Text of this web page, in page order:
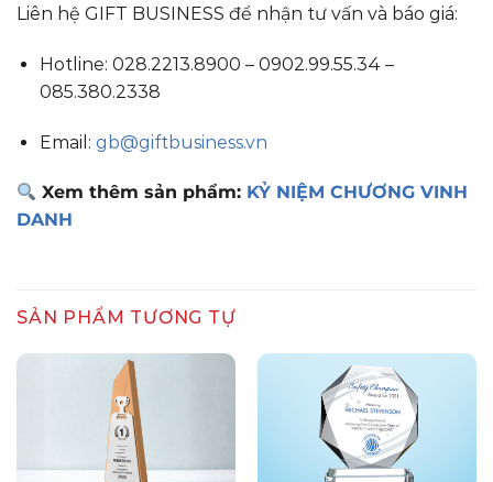
Liên hệ GIFT BUSINESS để nhận tư vấn và báo giá:
Hotline: 028.2213.8900 – 0902.99.55.34 –
085.380.2338
Email: gb@giftbusiness.vn
Xem thêm sản phẩm: KỶ NIỆM CHƯƠNG VINH
DANH
SẢN PHẨM TƯƠNG TỰ